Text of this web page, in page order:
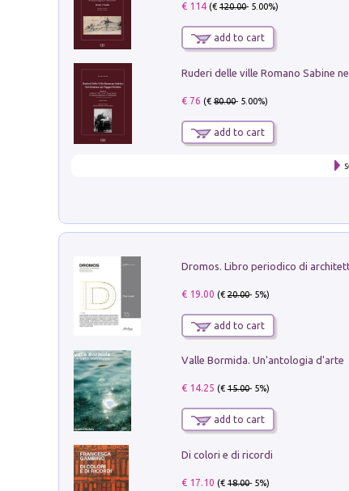
€ 114(€120.00- 5.00%)
add to cart
€ 76 (€80.00- 5.00%)
add to cart
€ 19.00 (€20.00- 5%)
add to cart
Valle Bormida. Un'antologia d'arte
€ 14.25 (€15.00- 5%)
add to cart
Di colori e di ricordi
€ 17.10 (€18.00- 5%)